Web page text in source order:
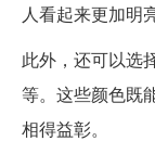
人看起来更加明亮
此外，还可以选
等。这些颜色既
相得益彰。